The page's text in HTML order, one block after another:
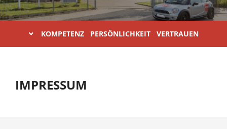
KOMPETENZ PERSÖNLICHKEIT VERTRAUEN
IMPRESSUM